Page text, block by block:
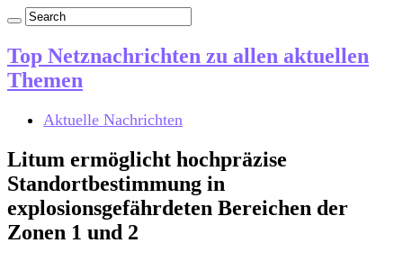
Top Netznachrichten zu allen aktuellen
Themen
Aktuelle Nachrichten
Litum ermöglicht hochpräzise
Standortbestimmung in
explosionsgefährdeten Bereichen der
Zonen 1 und 2